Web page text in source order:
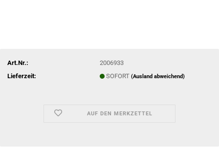
Art.Nr.:
2006933
Lieferzeit:
SOFORT(Ausland abweichend)
AUF DEN MERKZETTEL